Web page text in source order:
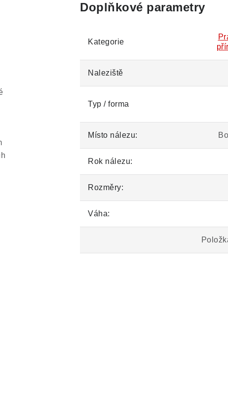
Doplňkové parametry
Kategorie
Naleziště
Typ / forma
Místo nálezu:
Rok nálezu:
Rozměry:
Váha: